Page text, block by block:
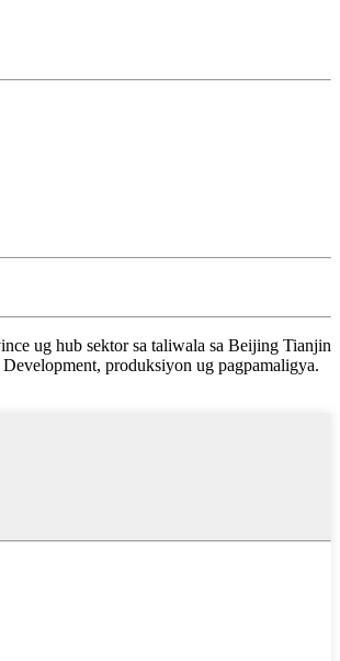
ug hub sektor sa taliwala sa Beijing Tianjin
produksiyon ug pagpamaligya.